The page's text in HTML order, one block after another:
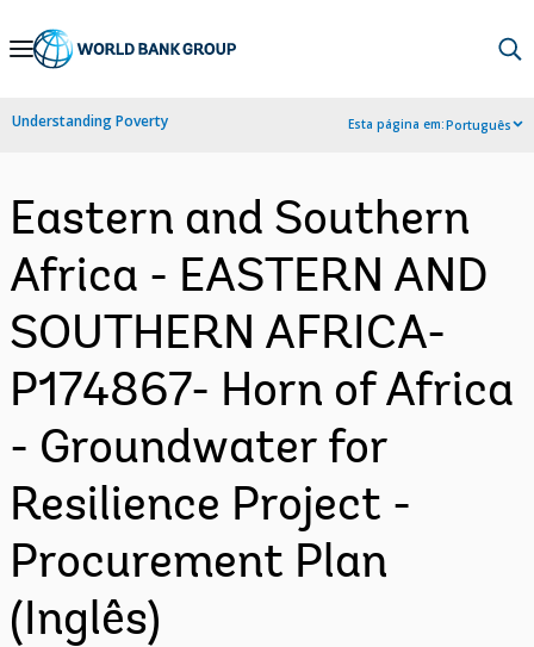
Skip
Navigation
Understanding Poverty Esta página em:Português
Eastern and Southern
Africa - EASTERN AND
SOUTHERN AFRICA-
P174867- Horn of Africa
- Groundwater for
Resilience Project -
Procurement Plan
(Inglês)